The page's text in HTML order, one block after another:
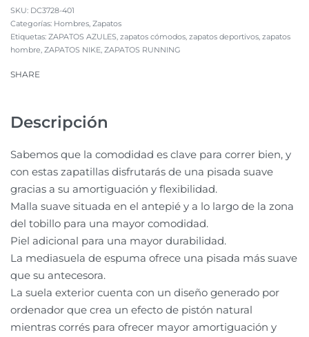
DC3728-401
Categorías: Hombres Zapatos
Etiquetas: ZAPATOS AZULES zapatos cómodos zapatos deportivos zapatos
hombre ZAPATOS NIKE ZAPATOS RUNNING
SHARE
Descripción
Sabemos que la comodidad es clave para correr bien, y
con estas zapatillas disfrutarás de una pisada suave
gracias a su amortiguación y flexibilidad.
Malla suave situada en el antepié y a lo largo de la zona
del tobillo para una mayor comodidad.
Piel adicional para una mayor durabilidad.
La mediasuela de espuma ofrece una pisada más suave
que su antecesora.
La suela exterior cuenta con un diseño generado por
ordenador que crea un efecto de pistón natural
mientras corrés para ofrecer mayor amortiguación y